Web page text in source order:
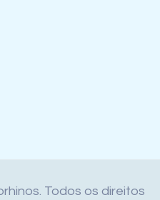
Todos os direitos